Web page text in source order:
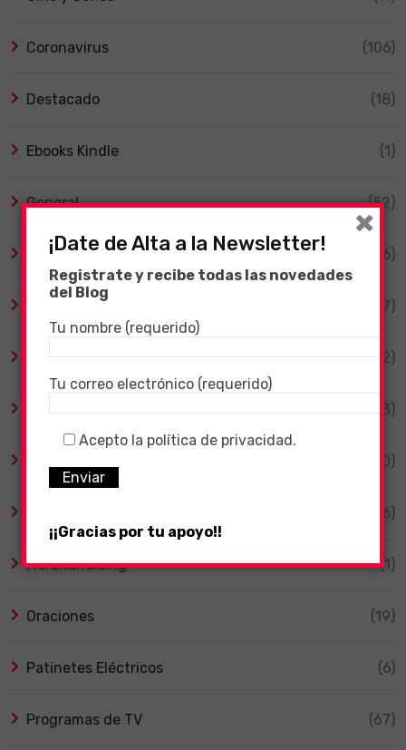
Coronavirus (106)
Destacado (18)
Ebooks Kindle (1)
General (52)
Guía ARK (6)
Guía RAID: Shadow Legends (47)
Guía RUST (12)
Guías (133)
(10)
(16)
Merchandising (1)
Oraciones (19)
Patinetes Eléctricos (6)
Programas de TV (67)
¡Date de Alta a la Newsletter!
Registrate y recibe todas las novedades
del Blog
Tu nombre (requerido)
Tu correo electrónico (requerido)
Acepto la política de privacidad.
¡¡Gracias por tu apoyo!!
×